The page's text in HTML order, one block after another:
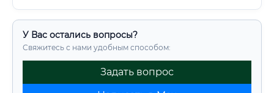
У Вас остались вопросы?
Свяжитесь с нами удобным способом:
Задать вопрос